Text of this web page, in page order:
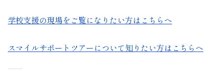
学校支援の現場をご覧になりたい方はこちらへ
スマイルサポートツアーについて知りたい方はこちらへ